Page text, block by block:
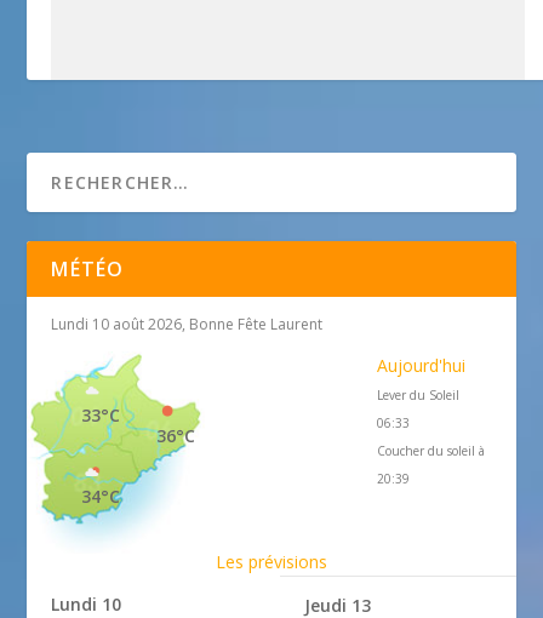
MÉTÉO
Lundi 10 août 2026, Bonne Fête Laurent
36°C
33°C
34°C
Aujourd'hui
Lever du Soleil
06:33
Coucher du soleil à
20:39
Les prévisions
Lundi 10
Jeudi 13